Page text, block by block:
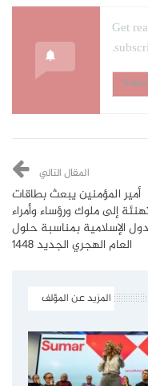
Get
المقال التالي
أمير المؤمنين يبعث بطاقات
إلى ملوك ورؤساء وأمراء
الإسلامية بمناسبة حلول
العام الهجري الجديد 1448
المزيد عن المؤلف